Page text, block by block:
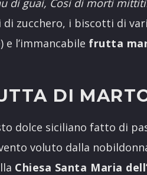
di guai, Cosi di morti
zucchero, i biscotti di
l’immancabile frutta
DI
dolce siciliano fatto di
voluto dalla
Chiesa Santa Maria